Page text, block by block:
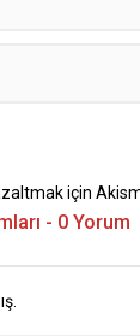
için
- 0 Yorum